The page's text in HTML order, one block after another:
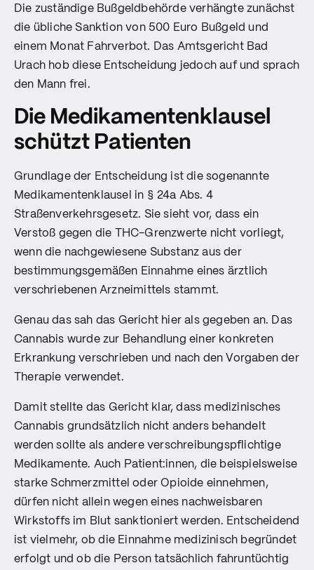
Die zuständige Bußgeldbehörde verhängte zunächst
die übliche Sanktion von 500 Euro Bußgeld und
einem Monat Fahrverbot. Das Amtsgericht Bad
Urach hob diese Entscheidung jedoch auf und sprach
den Mann frei.
Die Medikamentenklausel
schützt Patienten
Grundlage der Entscheidung ist die sogenannte
Medikamentenklausel in § 24a Abs. 4
Straßenverkehrsgesetz. Sie sieht vor, dass ein
Verstoß gegen die THC-Grenzwerte nicht vorliegt,
wenn die nachgewiesene Substanz aus der
bestimmungsgemäßen Einnahme eines ärztlich
verschriebenen Arzneimittels stammt.
Genau das sah das Gericht hier als gegeben an. Das
Cannabis wurde zur Behandlung einer konkreten
Erkrankung verschrieben und nach den Vorgaben der
Therapie verwendet.
Damit stellte das Gericht klar, dass medizinisches
Cannabis grundsätzlich nicht anders behandelt
werden sollte als andere verschreibungspflichtige
Medikamente. Auch Patient:innen, die beispielsweise
starke Schmerzmittel oder Opioide einnehmen,
dürfen nicht allein wegen eines nachweisbaren
Wirkstoffs im Blut sanktioniert werden. Entscheidend
ist vielmehr, ob die Einnahme medizinisch begründet
erfolgt und ob die Person tatsächlich fahruntüchtig